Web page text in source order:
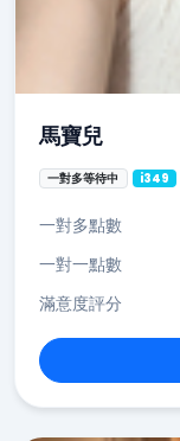
馬寶兒
一對多等待中 i349
一對多點數
一對一點數
滿意度評分